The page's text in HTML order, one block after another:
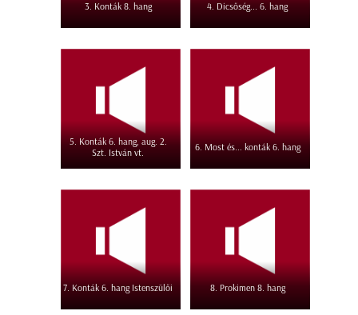
3. Konták 8. hang 4. Dicsőség... 6. hang
5. Konták 6. hang, aug. 2.
Szt. István vt.
6. Most és... konták 6. hang
7. Konták 6. hang Istenszülői 8. Prokimen 8. hang